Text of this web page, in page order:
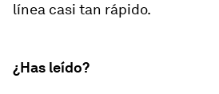
línea casi tan rápido.
¿Has leído?